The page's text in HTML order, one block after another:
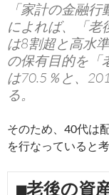
「家計の金融
によれば、「老
は8割超と高水
の保有目的を「
は70.5％と、
る。
そのため、40代は
を行なっていると
■老後の資